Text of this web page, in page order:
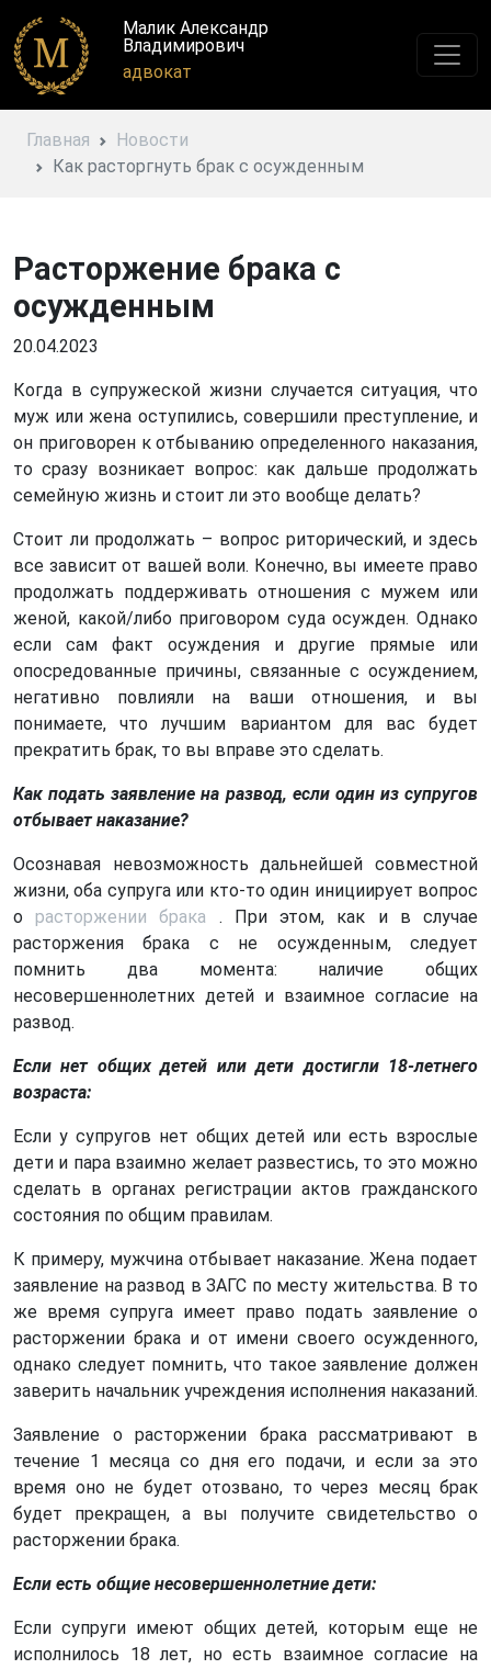
Малик Александр
Владимирович
адвокат
Главная
Новости
Как расторгнуть брак с осужденным
Расторжение брака с
осужденным
20.04.2023
Когда в супружеской жизни случается ситуация, что
муж или жена оступились, совершили преступление, и
он приговорен к отбыванию определенного наказания,
то сразу возникает вопрос: как дальше продолжать
семейную жизнь и стоит ли это вообще делать?
Стоит ли продолжать – вопрос риторический, и здесь
все зависит от вашей воли. Конечно, вы имеете право
продолжать поддерживать отношения с мужем или
женой, какой/либо приговором суда осужден. Однако
если сам факт осуждения и другие прямые или
опосредованные причины, связанные с осуждением,
негативно повлияли на ваши отношения, и вы
понимаете, что лучшим вариантом для вас будет
прекратить брак, то вы вправе это сделать.
Как подать заявление на развод, если один из супругов
отбывает наказание?
Осознавая невозможность дальнейшей совместной
жизни, оба супруга или кто-то один инициирует вопрос
орасторжении брака . При этом, как и в случае
расторжения брака с не осужденным, следует
помнить два момента: наличие общих
несовершеннолетних детей и взаимное согласие на
развод.
Если нет общих детей или дети достигли 18-летнего
возраста:
Если у супругов нет общих детей или есть взрослые
дети и пара взаимно желает развестись, то это можно
сделать в органах регистрации актов гражданского
состояния по общим правилам.
К примеру, мужчина отбывает наказание. Жена подает
заявление на развод в ЗАГС по месту жительства. В то
же время супруга имеет право подать заявление о
расторжении брака и от имени своего осужденного,
однако следует помнить, что такое заявление должен
заверить начальник учреждения исполнения наказаний.
Заявление о расторжении брака рассматривают в
течение 1 месяца со дня его подачи, и если за это
время оно не будет отозвано, то через месяц брак
будет прекращен, а вы получите свидетельство о
расторжении брака.
Если есть общие несовершеннолетние дети:
Если супруги имеют общих детей, которым еще не
исполнилось 18 лет, но есть взаимное согласие на